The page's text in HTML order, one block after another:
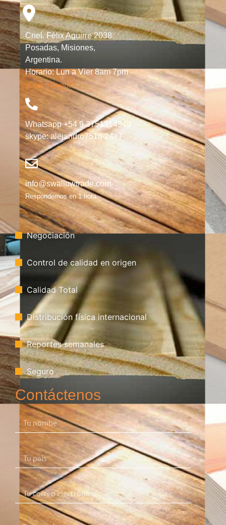
Cnel. Félix Aguirre 2038
Posadas, Misiones,
Argentina.
Horario: Lun a Vier 8am 7pm
¿Cómo llego?
Whatsapp +54 9 3751314949
skype: alejandro7518 24×7
info@swallowtrade.com
Respondemos en 1 hora
Negociación
Control de calidad en origen
Calidad Total
Distribución física internacional
Reportes semanales
Seguro
Contáctenos